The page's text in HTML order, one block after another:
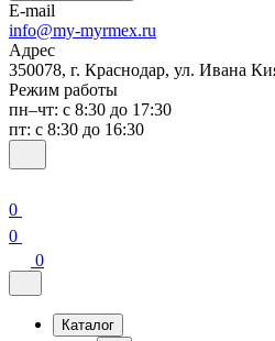
E-mail
info@my-myrmex.ru
Адрес
350078, г. Краснодар, ул. Ивана
Режим работы
пн–чт: с 8:30 до 17:30
пт: с 8:30 до 16:30
0
0
0
Каталог